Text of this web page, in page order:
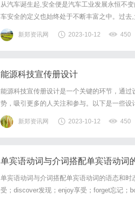
从汽车诞生起,安全便是汽车工业发展永恒不
车安全的定义也始终处于不断丰富之中。过去
碰撞吸能结构、刹车性能、安全气囊数量、
化浪潮的赋能之下,整个行业对于汽车安全已
新郑资讯网 2023-10-12 450
能源科技宣传册设计
能源科技宣传册设计是一个关键的环节，通
势，吸引更多的人关注和参与。以下是一些
册：1.突出能源科技创新：宣传册的设计应突
素，营造出科技感和未来感。2.简洁明了的文
新郑资讯网 2023-10-12 450
单宾语动词与介词搭配单宾语动词
单宾语动词与介词搭配单宾语动词的语态和
受；discover发现；enjoy享受；forget忘记；